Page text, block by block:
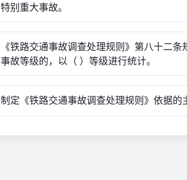
特别重大事故。
《铁路交通事故调查处理规则》第八十二
事故等级的，以（ ）等级进行统计。
制定《铁路交通事故调查处理规则》依据的